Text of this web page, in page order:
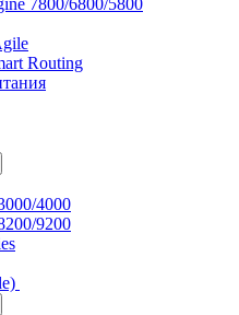
7800/6800/5800
Routing
4000
9200